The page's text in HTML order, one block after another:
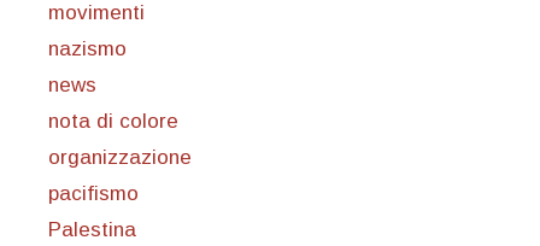
movimenti
nazismo
news
nota di colore
organizzazione
pacifismo
Palestina